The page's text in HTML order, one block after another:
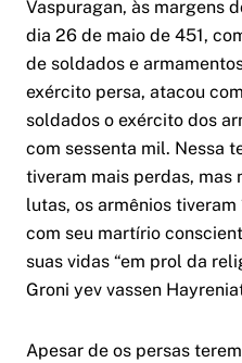
Vaspuragan, às margens
dia 26 de maio de 451,
de soldados e
exército persa, atacou
soldados o exército dos
com sessenta mil. Nessa
tiveram mais perdas, mas
lutas, os armênios
com seu martírio
suas vidas “em prol da
Groni yev vassen
Apesar de os persas